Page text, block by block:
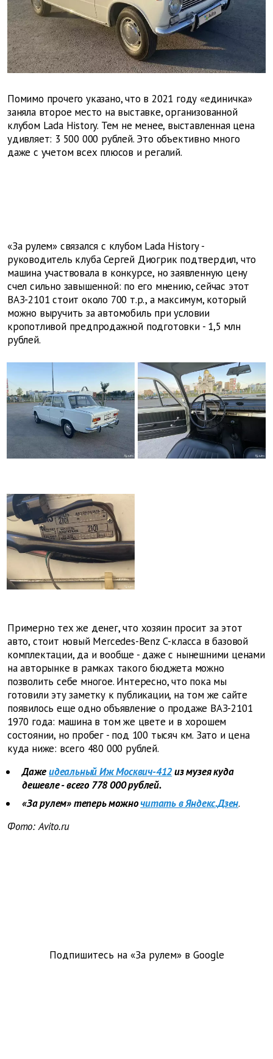
Помимо прочего указано, что в 2021 году «единичка»
заняла второе место на выставке, организованной
клубом Lada History. Тем не менее, выставленная цена
удивляет: 3 500 000 рублей. Это объективно много
даже с учетом всех плюсов и регалий.
«За рулем» связался с клубом Lada History -
руководитель клуба Сергей Диогрик подтвердил, что
машина участвовала в конкурсе, но заявленную цену
счел сильно завышенной: по его мнению, сейчас этот
ВАЗ-2101 стоит около 700 т.р., а максимум, который
можно выручить за автомобиль при условии
кропотливой предпродажной подготовки - 1,5 млн
рублей.
Примерно тех же денег, что хозяин просит за этот
авто, стоит новый Mercedes-Benz С-класса в базовой
комплектации, да и вообще - даже с нынешними ценами
на авторынке в рамках такого бюджета можно
позволить себе многое. Интересно, что пока мы
готовили эту заметку к публикации, на том же сайте
появилось еще одно объявление о продаже ВАЗ-2101
1970 года: машина в том же цвете и в хорошем
состоянии, но пробег - под 100 тысяч км. Зато и цена
куда ниже: всего 480 000 рублей.
Дажеидеальный Иж Москвич-412из музея куда
дешевле - всего 778 000 рублей.
«За рулем» теперь можно читать в Яндекс.Дзен.
Фото: Avito.ru
Подпишитесь на «За рулем» в Google